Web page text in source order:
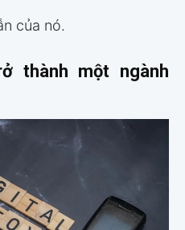
của nó.
thành một ngành